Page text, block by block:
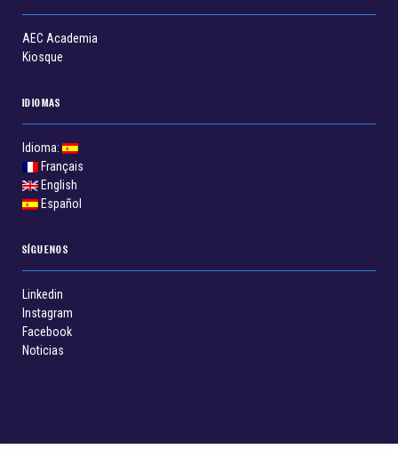
AEC Academia
Kiosque
IDIOMAS
Idioma:
Français
English
Español
SÍGUENOS
Linkedin
Instagram
Facebook
Noticias